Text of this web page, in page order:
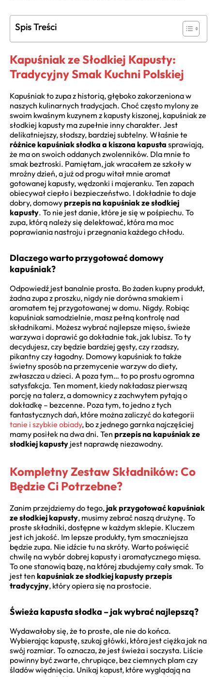
Spis Treści
Kapuśniak ze Słodkiej Kapusty:
Tradycyjny Smak Kuchni Polskiej
Kapuśniak to zupa z historią, głęboko zakorzeniona w
naszych kulinarnych tradycjach. Choć często mylony ze
swoim kwaśnym kuzynem z kapusty kiszonej, kapuśniak ze
słodkiej kapusty ma zupełnie inny charakter. Jest
delikatniejszy, słodszy, bardziej subtelny. Właśnie te
różnice kapuśniak słodka a kiszona kapusta sprawiają,
że ma on swoich oddanych zwolenników. Dla mnie to
smak beztroski. Pamiętam, jak wracałem ze szkoły w
mroźny dzień, a już od progu witał mnie aromat
gotowanej kapusty, wędzonki i majeranku. Ten zapach
obiecywał ciepło i bezpieczeństwo. I dokładnie to daje
dobry, domowyprzepis na kapuśniak ze słodkiej
kapusty. To nie jest danie, które je się w pośpiechu. To
zupa, którą należy się delektować, która ma moc
poprawiania nastroju i przegnania każdego chłodu.
Dlaczego warto przygotować domowy
kapuśniak?
Odpowiedź jest banalnie prosta. Bo żaden kupny produkt,
żadna zupa z proszku, nigdy nie dorówna smakiem i
aromatem tej przygotowanej w domu. Nigdy. Robiąc
kapuśniak samodzielnie, masz pełną kontrolę nad
składnikami. Możesz wybrać najlepsze mięso, świeże
warzywa i doprawić go dokładnie tak, jak lubisz. To ty
decydujesz, czy będzie bardziej gęsty, czy rzadszy,
pikantny czy łagodny. Domowy kapuśniak to także
świetny sposób na przemycenie warzyw do diety,
zwłaszcza u dzieci. A poza tym… to po prostu ogromna
satysfakcja. Ten moment, kiedy nakładasz pierwszą
porcję na talerz, a domownicy z zachwytem pytają o
dokładkę – bezcenne. Poza tym, to jedno z tych
fantastycznych dań, które można zaliczyć do kategorii
tanie i szybkie obiady, bo z jednego garnka najczęściej
mamy posiłek na dwa dni. Ten przepis na kapuśniak ze
słodkiej kapusty jest naprawdę niezawodny.
Kompletny Zestaw Składników: Co
Będzie Ci Potrzebne?
Zanim przejdziemy do tego, jak przygotować kapuśniak
ze słodkiej kapusty, musimy zebrać naszą drużynę. To
proste składniki, dostępne w każdym sklepie. Kluczem
jest ich jakość. Im lepsze produkty, tym smaczniejsza
będzie zupa. Nie idźcie tu na skróty. Warto poświęcić
chwilę na wybór dobrej kapusty i aromatycznego mięsa.
To one stanowią bazę, na której zbudujemy cały smak. To
jest ten kapuśniak ze słodkiej kapusty przepis
tradycyjny, który opiera się na prostocie.
Świeża kapusta słodka – jak wybrać najlepszą?
Wydawałoby się, że to proste, ale nie do końca.
Wybierając kapustę, szukaj główki, która jest ciężka jak na
swój rozmiar. To oznacza, że jest świeża i soczysta. Liście
powinny być zwarte, chrupiące, bez ciemnych plam czy
śladów więdnięcia. Unikaj kapust, które wyglądają na